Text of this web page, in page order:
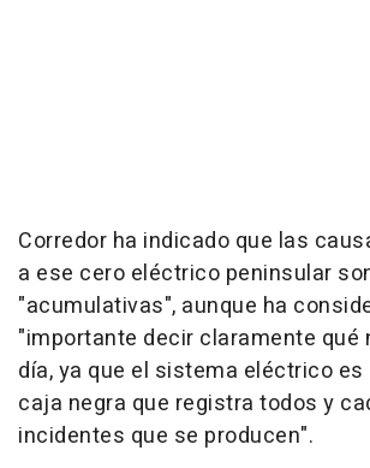
Corredor ha indicado que las
a ese cero eléctrico peninsular
"acumulativas", aunque ha
"importante decir claramente qué
día, ya que el sistema eléctrico es
caja negra que registra todos y
incidentes que se producen".